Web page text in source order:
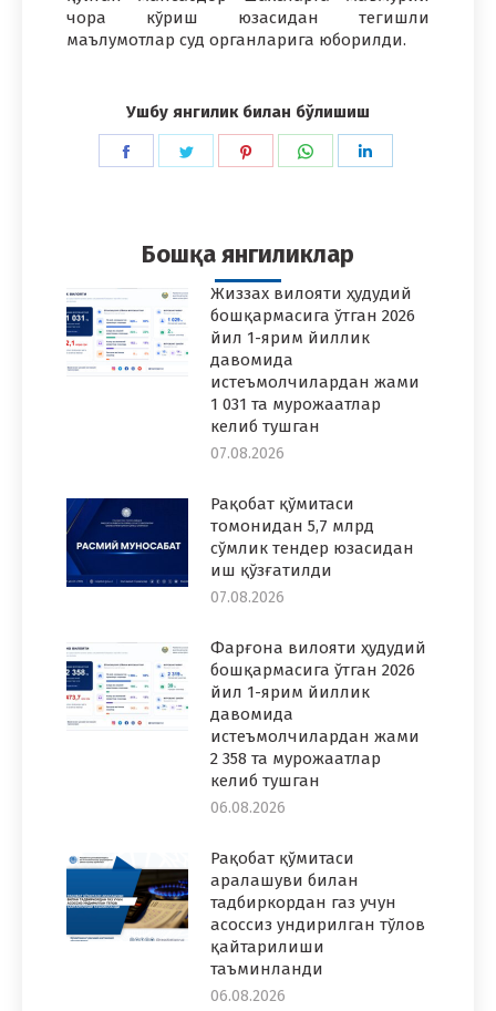
чора кўриш юзасидан тегишли
маълумотлар суд органларига юборилди.
Ушбу янгилик билан бўлишиш
Share
Share
Share
Share
Бошқа янгиликлар
Жиззах вилояти ҳудудий
бошқармасига ўтган 2026
йил 1-ярим йиллик
давомида
истеъмолчилардан жами
1 031 та мурожаатлар
келиб тушган
07.08.2026
Рақобат қўмитаси
томонидан 5,7 млрд
сўмлик тендер юзасидан
иш қўзғатилди
07.08.2026
Фарғона вилояти ҳудудий
бошқармасига ўтган 2026
йил 1-ярим йиллик
давомида
истеъмолчилардан жами
2 358 та мурожаатлар
келиб тушган
06.08.2026
Рақобат қўмитаси
аралашуви билан
тадбиркордан газ учун
асоссиз ундирилган тўлов
қайтарилиши
таъминланди
06.08.2026